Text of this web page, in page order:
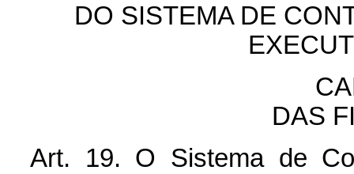
DO SISTEMA DE
DAS
Art. 19. O Sistema de